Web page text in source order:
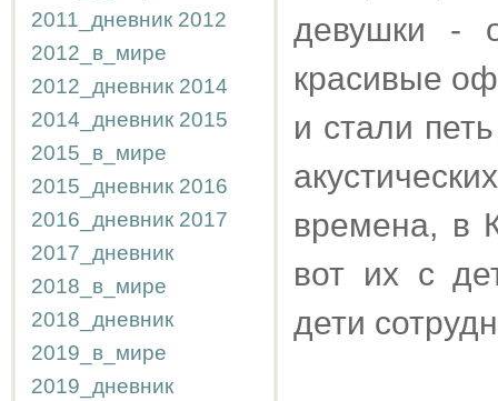
2011_дневник 2012
2012_в_мире
2012_дневник 2014
2014_дневник 2015
2015_в_мире
2015_дневник 2016
2016_дневник 2017
2017_дневник
2018_в_мире
2018_дневник
2019_в_мире
2019_дневник
девушки -
красивые
и стали
времена, в
вот их с
дети